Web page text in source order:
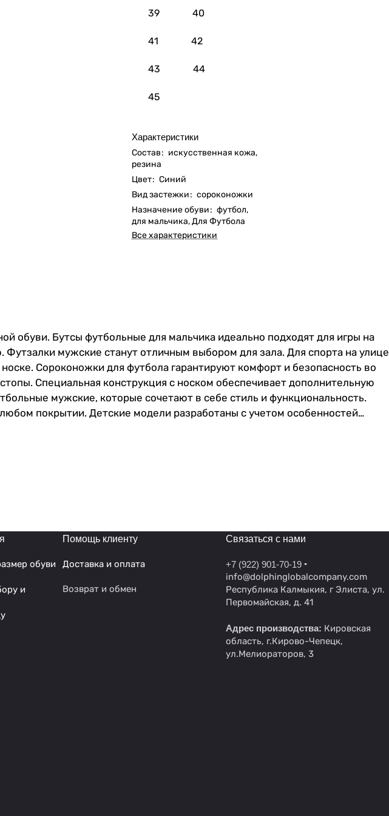
39 40
41 42
43 44
45
Характеристики
Состав: искусственная кожа,
резина
Цвет: Синий
Вид застежки: сороконожки
Назначение обуви: футбол,
для мальчика, Для Футбола
Все характеристики
обуви. Бутсы футбольные для мальчика идеально подходят для игры на
мужские станут отличным выбором для зала. Для спорта на улице
Сороконожки для футбола гарантируют комфорт и безопасность во
Специальная конструкция с носком обеспечивает дополнительную
мужские, которые сочетают в себе стиль и функциональность.
покрытии. Детские модели разработаны с учетом особенностей
и мужчин. Сороконожки футбольные обеспечивают оптимальное
Они имеют удобную шнуровку, которая обеспечивает плотное
БУТСЫ МАЛОМЕРЯТ НА РАЗМЕР
обуви
и
Помощь клиенту
Доставка и оплата
Возврат и обмен
Связаться с нами
+7 (922) 901-70-19
info@dolphinglobalcompany.com
Республика Калмыкия, г Элиста, ул.
Первомайская, д. 41
Адрес производства: Кировская
область, г.Кирово-Чепецк,
ул.Мелиораторов, 3